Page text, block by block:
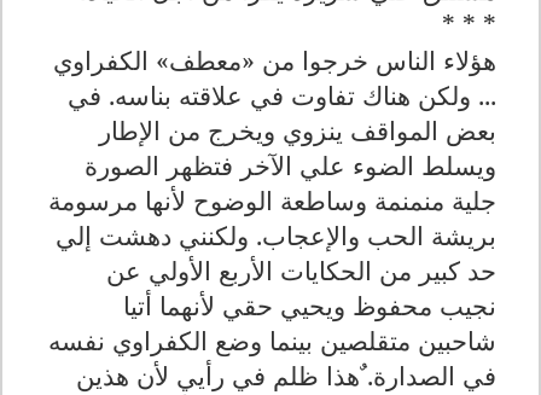
* * *
هؤلاء الناس خرجوا من «معطف» الكفراوي
... ولكن هناك تفاوت في علاقته بناسه. في
بعض المواقف ينزوي ويخرج من الإطار
ويسلط الضوء علي الآخر فتظهر الصورة
جلية منمنمة وساطعة الوضوح لأنها مرسومة
بريشة الحب والإعجاب. ولكنني دهشت إلي
حد كبير من الحكايات الأربع الأولي عن
نجيب محفوظ ويحيي حقي لأنهما أتيا
شاحبين متقلصين بينما وضع الكفراوي نفسه
في الصدارة. ٌهذا ظلم في رأيي لأن هذين